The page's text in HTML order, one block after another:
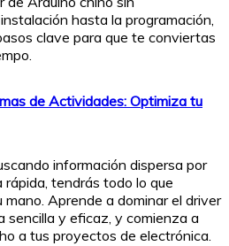
hasta la programación,
clave para que te conviertas
de Actividades: Optimiza tu
información dispersa por
tendrás todo lo que
Aprende a dominar el driver
sencilla y eficaz, y comienza a
a tus proyectos de electrónica.